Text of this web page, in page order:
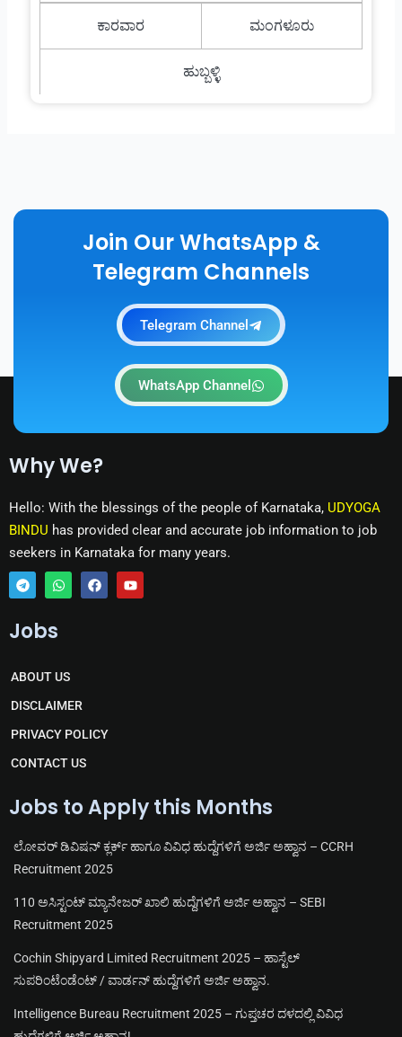
ಕಾರವಾರ ಮಂಗಳೂರು
ಹುಬ್ಬಳ್ಳಿ
Join Our WhatsApp &
Telegram Channels
Telegram Channel
WhatsApp Channel
Why We?
Hello: With the blessings of the people of Karnataka, UDYOGA
BINDU has provided clear and accurate job information to job
seekers in Karnataka for many years.
T
l
r
a
m
W
a
a
p
p
F Y
Jobs
ABOUT US
DISCLAIMER
PRIVACY POLICY
CONTACT US
Jobs to Apply this Months
ಲೋವರ್ ಡಿವಿಷನ್ ಕ್ಲರ್ಕ್ ಹಾಗೂ ವಿವಿಧ ಹುದ್ದೆಗಳಿಗೆ ಅರ್ಜಿ ಅಹ್ವಾನ – CCRH
Recruitment 2025
110 ಅಸಿಸ್ಟಂಟ್ ಮ್ಯಾನೇಜರ್ ಖಾಲಿ ಹುದ್ದೆಗಳಿಗೆ ಅರ್ಜಿ ಅಹ್ವಾನ – SEBI
Recruitment 2025
Cochin Shipyard Limited Recruitment 2025 – ಹಾಸ್ಟೆಲ್
ಸುಪರಿಂಟೆಂಡೆಂಟ್ / ವಾರ್ಡನ್ ಹುದ್ದೆಗಳಿಗೆ ಅರ್ಜಿ ಅಹ್ವಾನ.
Intelligence Bureau Recruitment 2025 – ಗುಪ್ತಚರ ದಳದಲ್ಲಿ ವಿವಿಧ